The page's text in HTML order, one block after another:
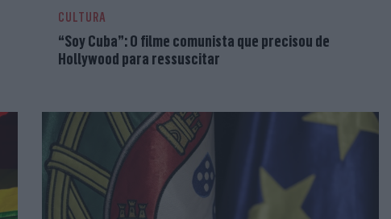
CULTURA
“Soy Cuba”: O filme comunista que precisou de
Hollywood para ressuscitar